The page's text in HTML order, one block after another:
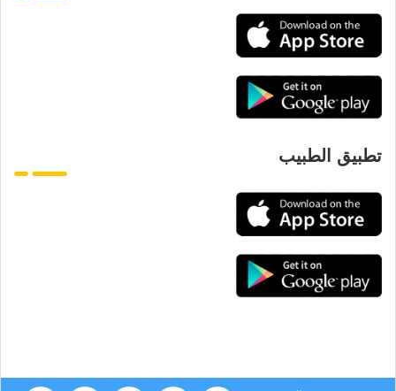
تطبيق الطبيب